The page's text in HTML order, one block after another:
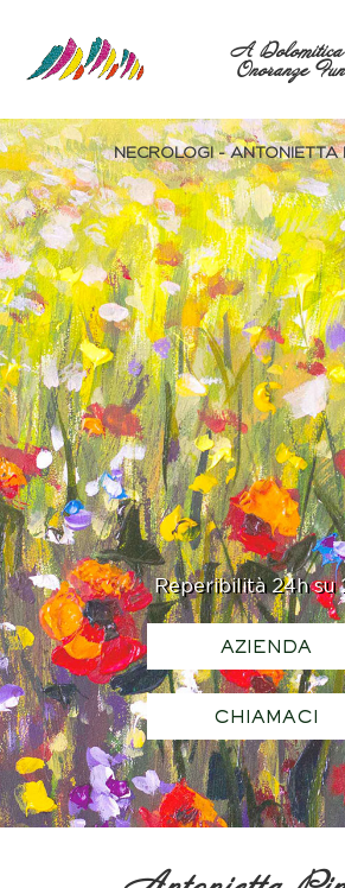
A
Onoranze
Reperibilità 24h su
AZIENDA
CHIAMACI
NECROLOGI - ANTONIETTA